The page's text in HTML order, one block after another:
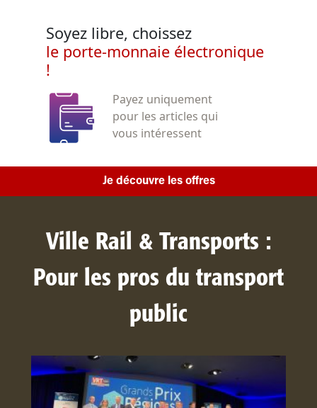
Soyez libre, choissez
le porte-monnaie électronique
!
Payez uniquement
pour les articles qui
vous intéressent
Je découvre les offres
Ville Rail & Transports :
Pour les pros du transport
public